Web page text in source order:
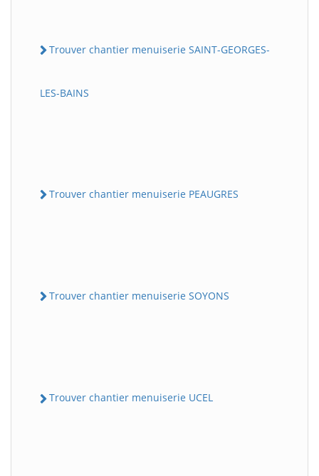
Trouver chantier menuiserie SAINT-GEORGES-
LES-BAINS
Trouver chantier menuiserie PEAUGRES
Trouver chantier menuiserie SOYONS
Trouver chantier menuiserie UCEL